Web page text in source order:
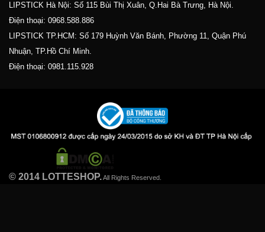
LIPSTICK Hà Nội: Số 115 Bùi Thị Xuân, Q.Hai Bà Trưng, Hà Nội.
Điện thoại: 0968.588.886
LIPSTICK TP.HCM: Số 179 Huỳnh Văn Bánh, Phường 11, Quận Phú
Nhuận, TP.Hồ Chí Minh.
Điện thoại: 0981.115.928
© 2014 LOTTESHOP.All Rights Reserved.